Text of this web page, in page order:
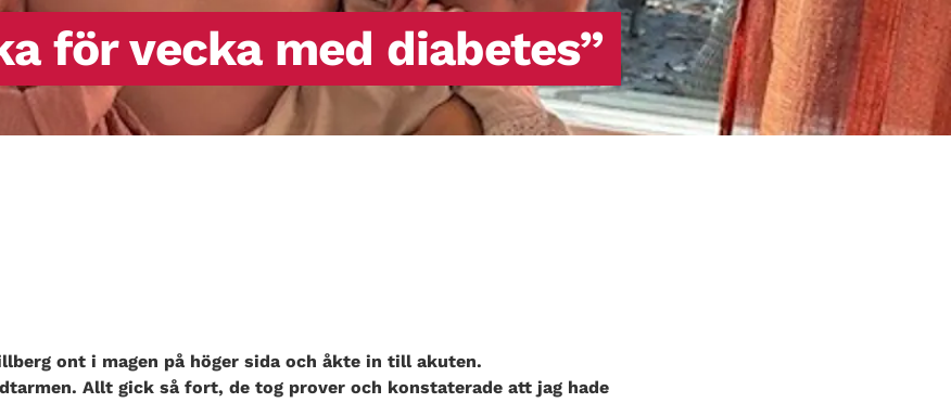
för vecka med diabetes”
ont i magen på höger sida och åkte in till akuten.
Allt gick så fort, de tog prover och konstaterade att jag hade